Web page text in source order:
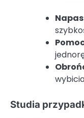
Studia